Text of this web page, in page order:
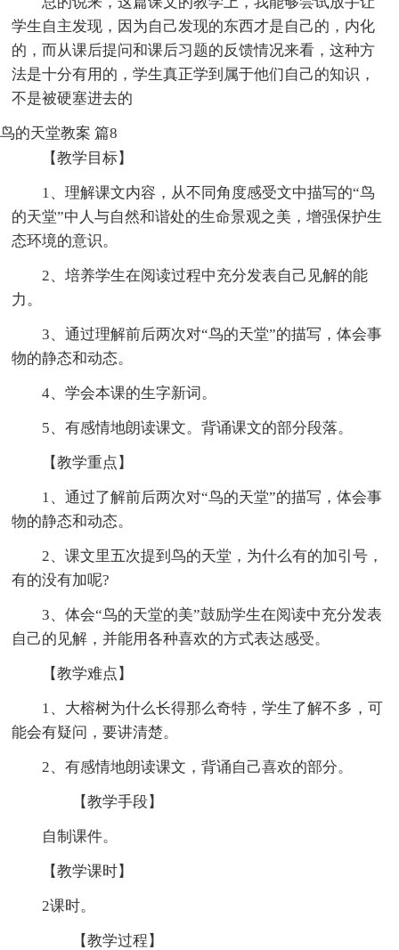
学生自主发现，因为自己发现的东西才是自己的，内化
的，而从课后提问和课后习题的反馈情况来看，这种方
法是十分有用的，学生真正学到属于他们自己的知识，
不是被硬塞进去的
鸟的天堂教案 篇8
【教学目标】
1、理解课文内容，从不同角度感受文中描写的“鸟
的天堂”中人与自然和谐处的生命景观之美，增强保护生
态环境的意识。
2、培养学生在阅读过程中充分发表自己见解的能
力。
3、通过理解前后两次对“鸟的天堂”的描写，体会事
物的静态和动态。
4、学会本课的生字新词。
5、有感情地朗读课文。背诵课文的部分段落。
【教学重点】
1、通过了解前后两次对“鸟的天堂”的描写，体会事
物的静态和动态。
2、课文里五次提到鸟的天堂，为什么有的加引号，
有的没有加呢?
3、体会“鸟的天堂的美”鼓励学生在阅读中充分发表
自己的见解，并能用各种喜欢的方式表达感受。
【教学难点】
1、大榕树为什么长得那么奇特，学生了解不多，可
能会有疑问，要讲清楚。
2、有感情地朗读课文，背诵自己喜欢的部分。
【教学手段】
自制课件。
【教学课时】
2课时。
【教学过程】